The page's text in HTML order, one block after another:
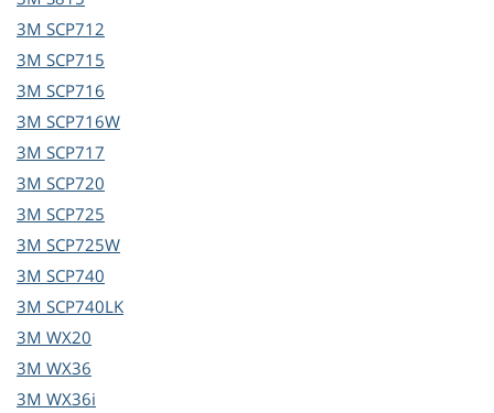
3M SCP712
3M SCP715
3M SCP716
3M SCP716W
3M SCP717
3M SCP720
3M SCP725
3M SCP725W
3M SCP740
3M SCP740LK
3M WX20
3M WX36
3M WX36i